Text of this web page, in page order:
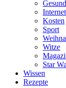
Internet
Kosten
Sport
Witze
Star
Wissen
Rezepte